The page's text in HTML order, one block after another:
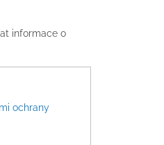
informace o
ochrany